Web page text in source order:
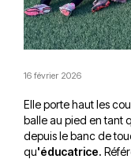
16 février 2026
Elle porte haut les
balle au pied en tant
depuis le banc de
qu'éducatrice.